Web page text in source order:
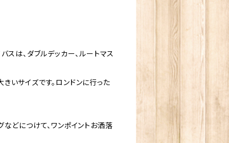
は、ダブルデッカー、ルートマス
サイズです。ロンドンに行った
どにつけて、ワンポイントお洒落